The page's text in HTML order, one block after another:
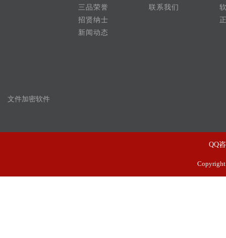
三品荣誉
招贤纳士
新闻动态
联系我们
文件加密软件
QQ